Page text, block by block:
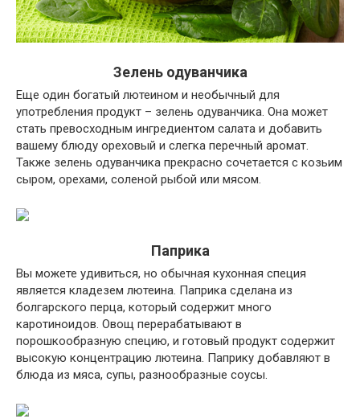
Зелень одуванчика
Еще один богатый лютеином и необычный для
употребления продукт – зелень одуванчика. Она может
стать превосходным ингредиентом салата и добавить
вашему блюду ореховый и слегка перечный аромат.
Также зелень одуванчика прекрасно сочетается с козьим
сыром, орехами, соленой рыбой или мясом.
Паприка
Вы можете удивиться, но обычная кухонная специя
является кладезем лютеина. Паприка сделана из
болгарского перца, который содержит много
каротиноидов. Овощ перерабатывают в
порошкообразную специю, и готовый продукт содержит
высокую концентрацию лютеина. Паприку добавляют в
блюда из мяса, супы, разнообразные соусы.